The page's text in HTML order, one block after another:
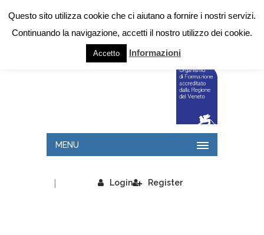
MENU
Login
| Register
Questo sito utilizza cookie che ci aiutano a fornire i nostri servizi.
Continuando la navigazione, accetti il nostro utilizzo dei cookie.
Accetto Informazioni